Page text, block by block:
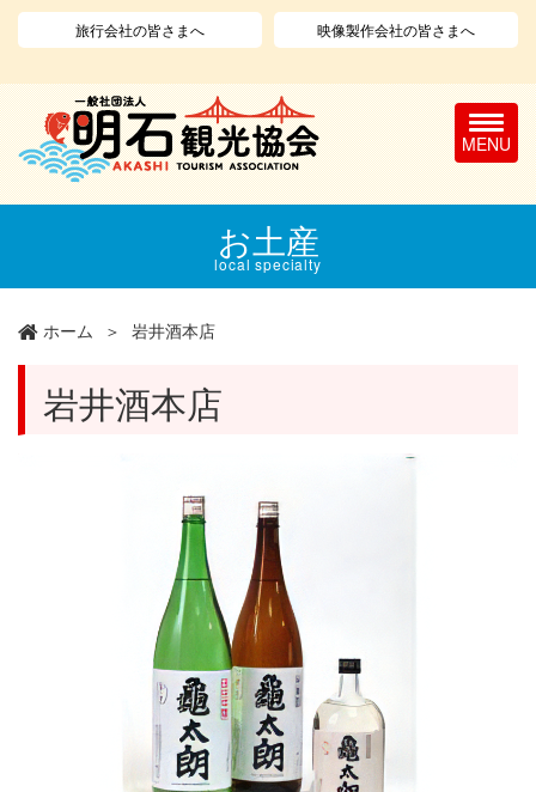
コ
旅行会社の皆さまへ 映像製作会社の皆さまへ
T
o
g
g
a
お土産
local specialty
ホーム 岩井酒本店
岩井酒本店